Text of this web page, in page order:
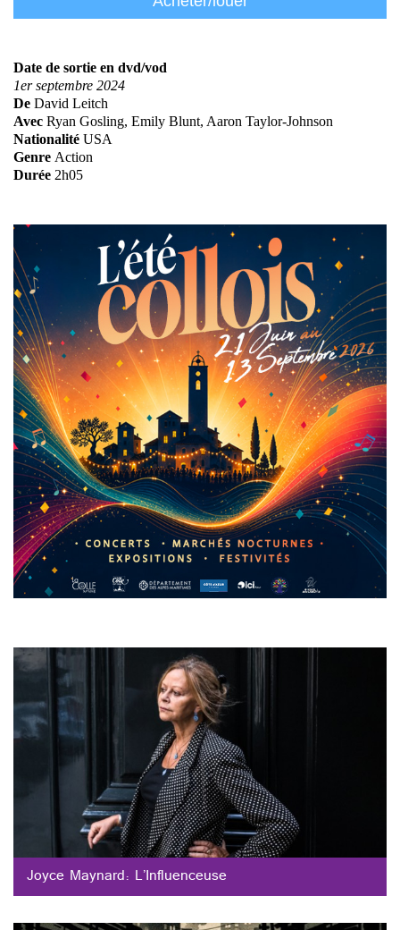
Date de sortie en dvd/vod
1er septembre 2024
De David Leitch
Avec Ryan Gosling, Emily Blunt, Aaron Taylor-Johnson
Nationalité USA
Genre Action
Durée 2h05
Joyce Maynard: L’Influenceuse